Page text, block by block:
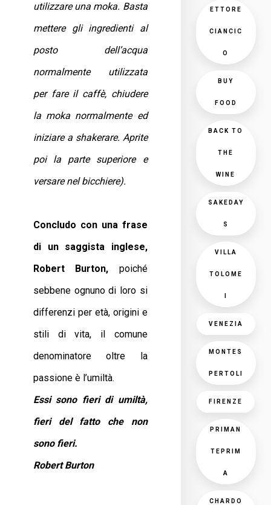
utilizzare una moka. Basta
mettere gli ingredienti al
posto dell’acqua
normalmente utilizzata
per fare il caffè, chiudere
la moka normalmente ed
iniziare a shakerare. Aprite
poi la parte superiore e
versare nel bicchiere).
Concludo con una frase
di un saggista inglese,
Robert Burton, poiché
sebbene ognuno di loro si
differenzi per età, origini e
stili di vita, il comune
denominatore oltre la
passione è l’umiltà.
Essi sono fieri di umiltà,
fieri del fatto che non
sono fieri.
Robert Burton
ETTORE
CIANCIC
O
BUY
FOOD
BACK TO
THE
WINE
SAKEDAY
S
VILLA
TOLOME
VENEZIA
MONTES
PERTOLI
FIRENZE
PRIMAN
TEPRIM
A
CHARDO